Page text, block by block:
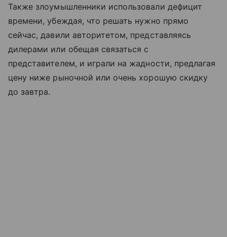
Также злоумышленники использовали дефицит
времени, убеждая, что решать нужно прямо
сейчас, давили авторитетом, представляясь
дилерами или обещая связаться с
представителем, и играли на жадности, предлагая
цену ниже рыночной или очень хорошую скидку
до завтра.